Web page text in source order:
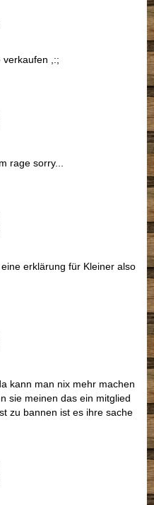
verkaufen ,:;
rage sorry...
erklärung für Kleiner also
kann man nix mehr machen
sie meinen das ein mitglied
zu bannen ist es ihre sache